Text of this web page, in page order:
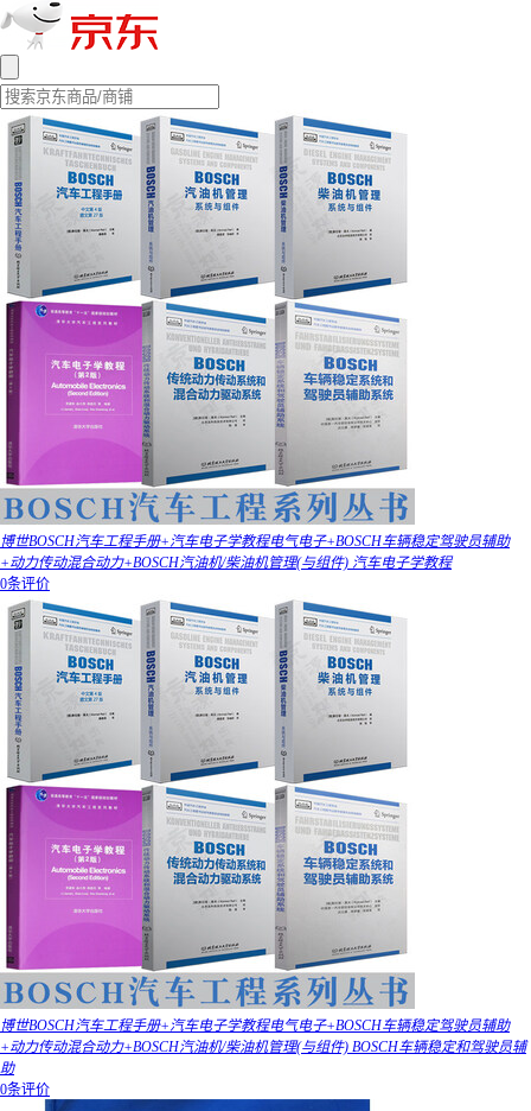
博世BOSCH汽车工程手册+汽车电子学教程电气电子+BOSCH车辆稳定驾驶员辅助
+动力传动混合动力+BOSCH汽油机/柴油机管理(与组件) 汽车电子学教程
0条评价
博世BOSCH汽车工程手册+汽车电子学教程电气电子+BOSCH车辆稳定驾驶员辅助
+动力传动混合动力+BOSCH汽油机/柴油机管理(与组件) BOSCH车辆稳定和驾驶员辅
助
0条评价